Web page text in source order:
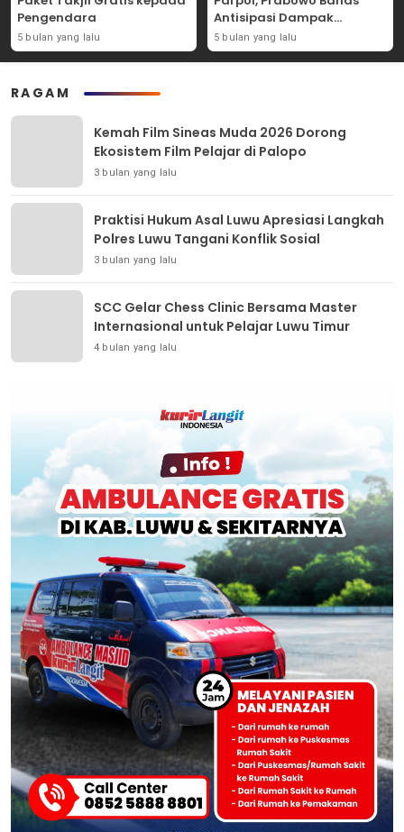
Pengendara
5 bulan yang lalu
Antisipasi Dampak
Geopolitik Dunia Usia
Konflik Iran-AS
5 bulan yang lalu
RAGAM
Kemah Film Sineas Muda 2026 Dorong
Ekosistem Film Pelajar di Palopo
3 bulan yang lalu
Praktisi Hukum Asal Luwu Apresiasi Langkah
Polres Luwu Tangani Konflik Sosial
3 bulan yang lalu
SCC Gelar Chess Clinic Bersama Master
Internasional untuk Pelajar Luwu Timur
4 bulan yang lalu